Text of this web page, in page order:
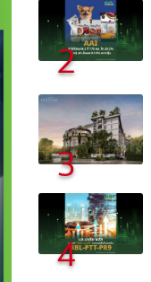
2
3
4